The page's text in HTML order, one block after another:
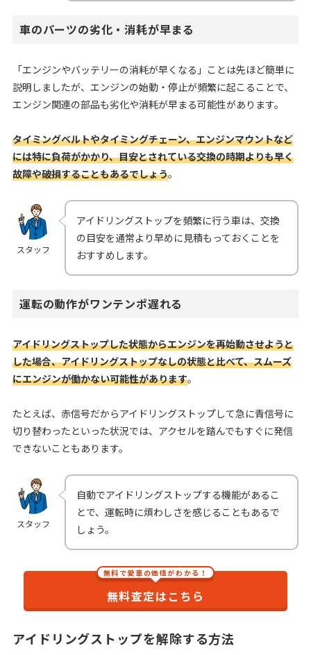
車のパーツの劣化・消耗が早まる
「エンジンやバッテリーの消耗が早くなる」ことは先ほど簡単に
説明しましたが、エンジンの始動・停止が頻繁に起こることで、
エンジン関連の部品も劣化や消耗が早まる可能性があります。
タイミングベルトやタイミングチェーン、エンジンマウントなど
には特に負荷がかかり、目安とされている交換の時期よりも早く
故障や破損することもあるでしょう。
スタッフ
アイドリングストップを頻繁に行う車は、交換
の目安を通常より早めに見積もっておくことを
おすすめします。
運転の動作がワンテンポ遅れる
アイドリングストップした状態からエンジンを再始動させようと
した場合、アイドリングストップなしの状態と比べて、スムーズ
にエンジンが働かない可能性があります。
たとえば、赤信号だからアイドリングストップして急に青信号に
切り替わったといった状況では、アクセルを踏んでもすぐに発信
できないこともあります。
スタッフ
自動でアイドリングストップする機能があるこ
とで、運転時に煩わしさを感じることもあるで
しょう。
無料で愛車の価値がわかる！
無料査定はこちら
アイドリングストップを解除する方法